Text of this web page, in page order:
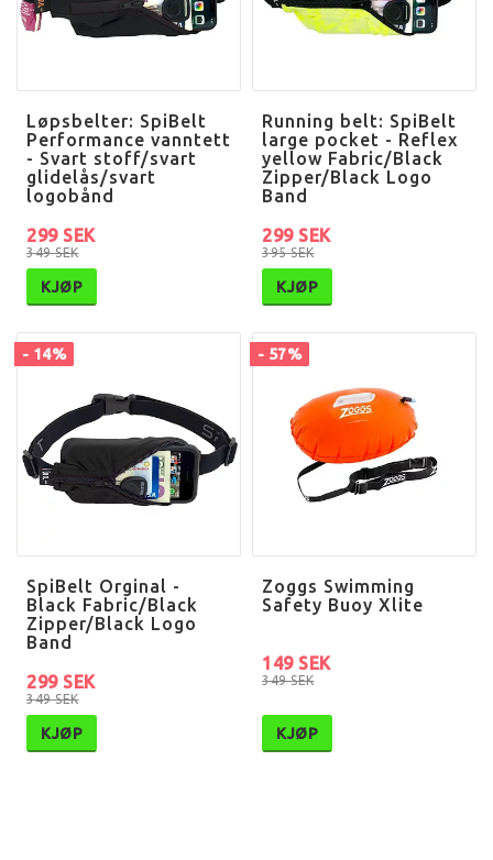
Løpsbelter: SpiBelt
Performance vanntett
- Svart stoff/svart
glidelås/svart
logobånd
349 SEK
299 SEK
KJØP
Running belt: SpiBelt
large pocket - Reflex
yellow Fabric/Black
Zipper/Black Logo
Band
395 SEK
299 SEK
KJØP
- 14%
SpiBelt Orginal -
Black Fabric/Black
Zipper/Black Logo
Band
349 SEK
299 SEK
KJØP
- 57%
Zoggs Swimming
Safety Buoy Xlite
349 SEK
149 SEK
KJØP